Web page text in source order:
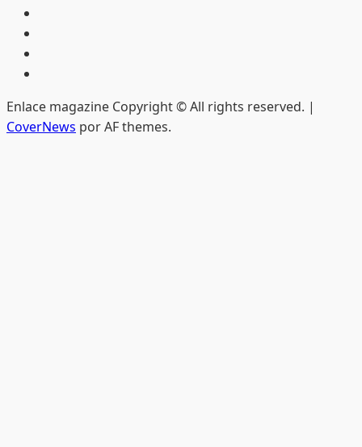
Enlace magazine Copyright © All rights reserved. |
CoverNews por AF themes.